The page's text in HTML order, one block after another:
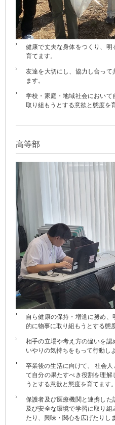
健康で丈夫な身体をつくり、
育てます。
友達を大切にし、協力し合っ
ます。
学校・家庭・地域社会におい
取り組もうとする意欲と態度を
高等部
自ら健康の保持・増進に努め
的に物事に取り組もうとする態
相手の立場や考え方の違いを
いやりの気持ちをもって行動し
卒業後の生活に向けて、 社会
て自分の果たすべき役割を理解
うとする意欲と態度を育てます。
保護者及び医療機関と連携し
及び安全な環境で学習に取り
たり、興味・関心を広げたりし